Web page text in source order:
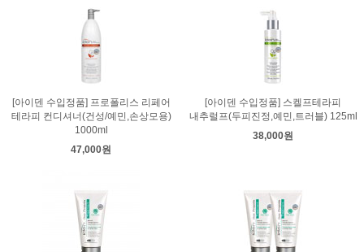
[아이덴 수입정품] 프로폴리스 리페어
테라피 컨디셔너(건성/예민,손상모용)
1000ml
47,000원
[아이덴 수입정품] 스켈프테라피
내추럴프(두피진정,예민,트러블) 125ml
38,000원